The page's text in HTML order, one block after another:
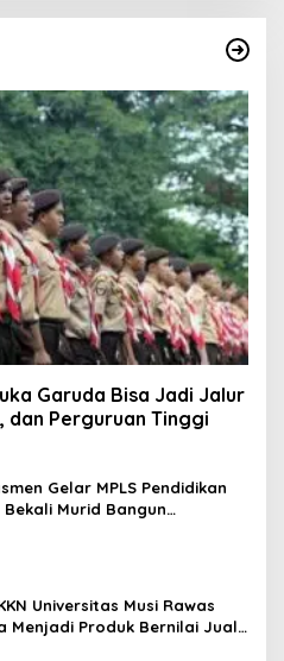
Garuda Bisa Jadi Jalur
dan Perguruan Tinggi
Gelar MPLS Pendidikan
Murid Bangun
Belajar
Universitas Musi Rawas
Menjadi Produk Bernilai Jual
UMKM Desa Air Satan